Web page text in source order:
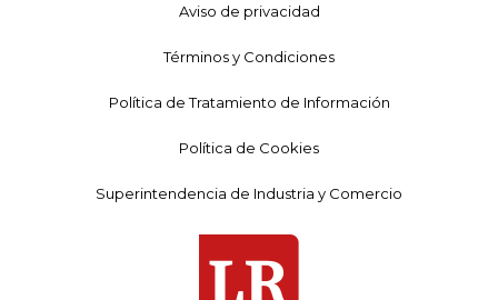
Aviso de privacidad
Términos y Condiciones
Política de Tratamiento de Información
Política de Cookies
Superintendencia de Industria y Comercio